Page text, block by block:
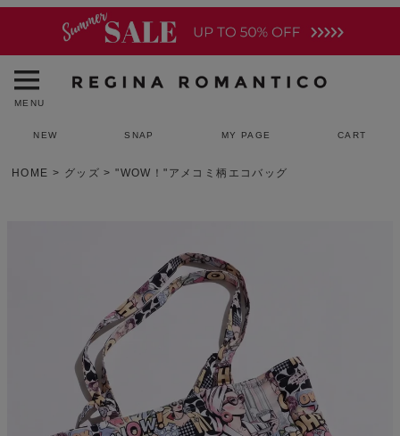
MENU
NEW SNAP MY PAGE CART
HOME グッズ "WOW！"アメコミ柄エコバッグ